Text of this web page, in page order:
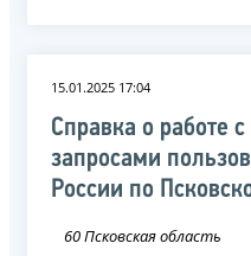
15.01.2025 17:04
Справка о работе
запросами
России по
60 Псковская область